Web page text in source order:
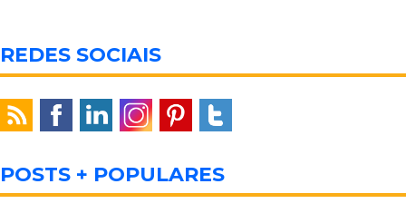
REDES SOCIAIS
POSTS + POPULARES